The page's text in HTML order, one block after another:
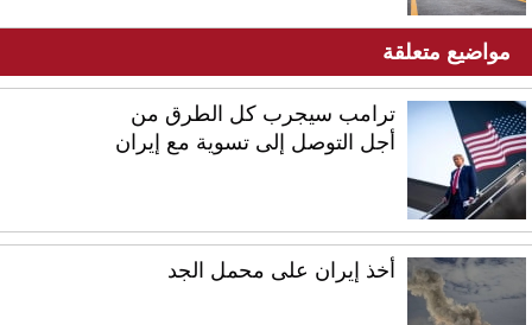
مواضيع متعلقة
ترامب سيجرب كل الطرق من
أجل التوصل إلى تسوية مع إيران
أخذ إيران على محمل الجد